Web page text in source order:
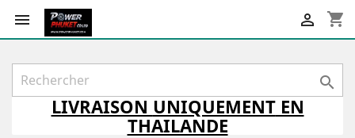
 shopping_cart


LIVRAISON UNIQUEMENTEN
THAILANDE